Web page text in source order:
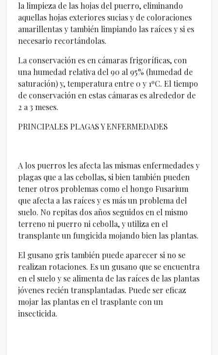
la limpieza de las hojas del puerro, eliminando
aquellas hojas exteriores sucias y de coloraciones
amarillentas y también limpiando las raíces y si es
necesario recortándolas.
La conservación es en cámaras frigoríficas, con
una humedad relativa del 90 al 95% (humedad de
saturación) y, temperatura entre 0 y 1ºC. El tiempo
de conservación en estas cámaras es alrededor de
2 a 3 meses.
PRINCIPALES PLAGAS Y ENFERMEDADES
A los puerros les afecta las mismas enfermedades y
plagas que a las cebollas, si bien también pueden
tener otros problemas como el hongo Fusarium
que afecta a las raíces y es más un problema del
suelo. No repitas dos años seguidos en el mismo
terreno ni puerro ni cebolla, y utiliza en el
transplante un fungicida mojando bien las plantas.
El gusano gris también puede aparecer si no se
realizan rotaciones. Es un gusano que se encuentra
en el suelo y se alimenta de las raíces de las plantas
jóvenes recién transplantadas. Puede ser eficaz
mojar las plantas en el trasplante con un
insecticida.